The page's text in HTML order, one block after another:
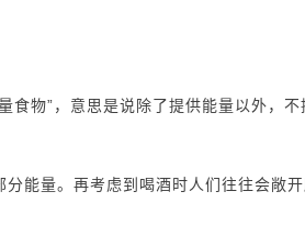
食物”，意思是说除了提供能量以外，
能量。再考虑到喝酒时人们往往会敞